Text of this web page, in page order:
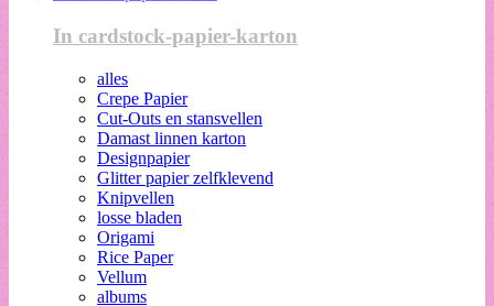
In cardstock-papier-karton
alles
Crepe Papier
Cut-Outs en stansvellen
Damast linnen karton
Designpapier
Glitter papier zelfklevend
Knipvellen
losse bladen
Origami
Rice Paper
Vellum
albums